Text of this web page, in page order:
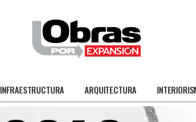
INFRAESTRUCTURA ARQUITECTURA